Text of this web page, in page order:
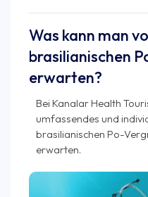
Was kann man
brasilianischen
erwarten?
Bei Kanalar Health
umfassendes und
brasilianischen Po-
erwarten.